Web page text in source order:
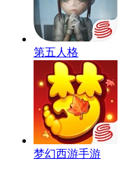
第五人格
梦幻西游手游